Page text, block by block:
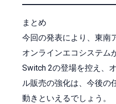
まとめ
今回の発表により、東南
オンラインエコシステム
Switch 2の登場を控え、
ル販売の強化は、今後の
動きといえるでしょう。